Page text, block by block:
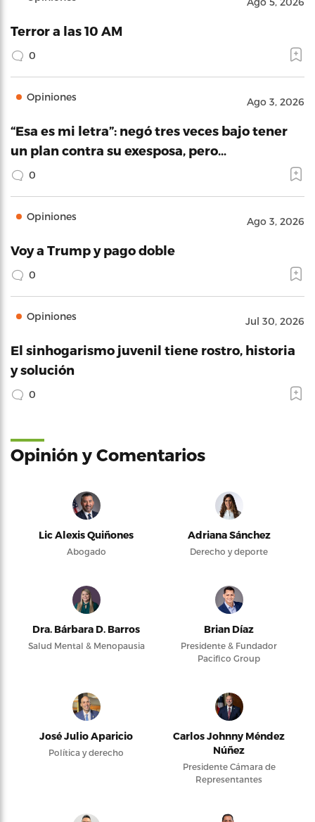
Terror a las 10 AM
0
Opiniones Ago 3, 2026
“Esa es mi letra”: negó tres veces bajo tener
un plan contra su exesposa, pero…
0
Opiniones Ago 3, 2026
Voy a Trump y pago doble
0
Opiniones Jul 30, 2026
El sinhogarismo juvenil tiene rostro, historia
y solución
0
Opinión y Comentarios
Lic Alexis Quiñones
Abogado
Adriana Sánchez
Derecho y deporte
Dra. Bárbara D. Barros
Salud Mental & Menopausia
Brian Díaz
Presidente & Fundador
Pacifico Group
José Julio Aparicio
Política y derecho
Carlos Johnny Méndez
Núñez
Presidente Cámara de
Representantes